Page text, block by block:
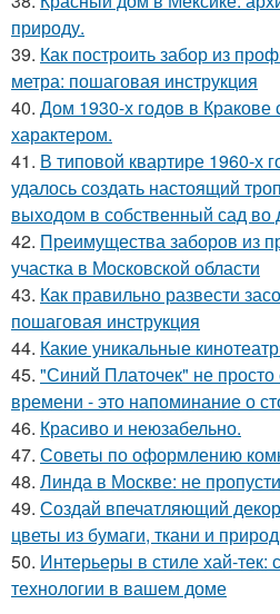
природу.
39. Как построить забор из
метра: пошаговая инструкция
40. Дом 1930-х годов в
характером.
41. В типовой квартире 1960-х
удалось создать настоящий
выходом в собственный сад во
42. Преимущества заборов из
участка в Московской области
43. Как правильно развести
пошаговая инструкция
44. Какие уникальные
45. "Синий Платочек" не
времени - это напоминание о
46. Красиво и неюзабельно.
47. Советы по оформлению
48. Линда в Москве: не
49. Создай впечатляющий
цветы из бумаги, ткани и
50. Интерьеры в стиле хай-тек:
технологии в вашем доме